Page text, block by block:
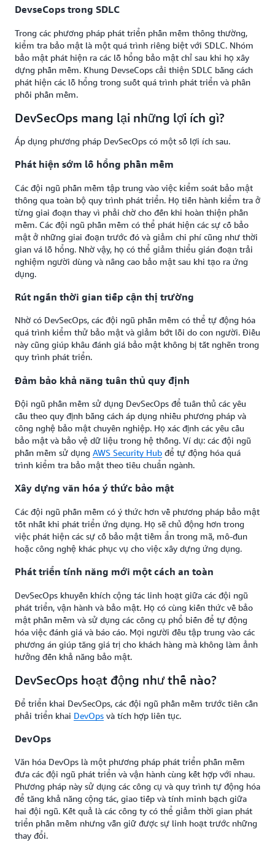
DevseCops trong SDLC
Trong các phương pháp phát triển phần mềm thông thường,
kiểm tra bảo mật là một quá trình riêng biệt với SDLC. Nhóm
bảo mật phát hiện ra các lỗ hổng bảo mật chỉ sau khi họ xây
dựng phần mềm. Khung DevseCops cải thiện SDLC bằng cách
phát hiện các lỗ hổng trong suốt quá trình phát triển và phân
phối phần mềm.
DevSecOps mang lại những lợi ích gì?
Áp dụng phương pháp DevSecOps có một số lợi ích sau.
Phát hiện sớm lỗ hổng phần mềm
Các đội ngũ phần mềm tập trung vào việc kiểm soát bảo mật
thông qua toàn bộ quy trình phát triển. Họ tiến hành kiểm tra ở
từng giai đoạn thay vì phải chờ cho đến khi hoàn thiện phần
mềm. Các đội ngũ phần mềm có thể phát hiện các sự cố bảo
mật ở những giai đoạn trước đó và giảm chi phí cũng như thời
gian vá lỗ hổng. Nhờ vậy, họ có thể giảm thiểu gián đoạn trải
nghiệm người dùng và nâng cao bảo mật sau khi tạo ra ứng
dụng.
Rút ngắn thời gian tiếp cận thị trường
Nhờ có DevSecOps, các đội ngũ phần mềm có thể tự động hóa
quá trình kiểm thử bảo mật và giảm bớt lỗi do con người. Điều
này cũng giúp khâu đánh giá bảo mật không bị tắt nghẽn trong
quy trình phát triển.
Đảm bảo khả năng tuân thủ quy định
Đội ngũ phần mềm sử dụng DevSecOps để tuân thủ các yêu
cầu theo quy định bằng cách áp dụng nhiều phương pháp và
công nghệ bảo mật chuyên nghiệp. Họ xác định các yêu cầu
bảo mật và bảo vệ dữ liệu trong hệ thống. Ví dụ: các đội ngũ
phần mềm sử dụng AWS Security Hub để tự động hóa quá
trình kiểm tra bảo mật theo tiêu chuẩn ngành.
Xây dựng văn hóa ý thức bảo mật
Các đội ngũ phần mềm có ý thức hơn về phương pháp bảo mật
tốt nhất khi phát triển ứng dụng. Họ sẽ chủ động hơn trong
việc phát hiện các sự cố bảo mật tiềm ẩn trong mã, mô-đun
hoặc công nghệ khác phục vụ cho việc xây dựng ứng dụng.
Phát triển tính năng mới một cách an toàn
DevSecOps khuyến khích cộng tác linh hoạt giữa các đội ngũ
phát triển, vận hành và bảo mật. Họ có cùng kiến thức về bảo
mật phần mềm và sử dụng các công cụ phổ biến để tự động
hóa việc đánh giá và báo cáo. Mọi người đều tập trung vào các
phương án giúp tăng giá trị cho khách hàng mà không làm ảnh
hưởng đến khả năng bảo mật.
DevSecOps hoạt động như thế nào?
Để triển khai DevSecOps, các đội ngũ phần mềm trước tiên cần
phải triển khai DevOps và tích hợp liên tục.
DevOps
Văn hóa DevOps là một phương pháp phát triển phần mềm
đưa các đội ngũ phát triển và vận hành cùng kết hợp với nhau.
Phương pháp này sử dụng các công cụ và quy trình tự động hóa
để tăng khả năng cộng tác, giao tiếp và tính minh bạch giữa
hai đội ngũ. Kết quả là các công ty có thể giảm thời gian phát
triển phần mềm nhưng vẫn giữ được sự linh hoạt trước những
thay đổi.